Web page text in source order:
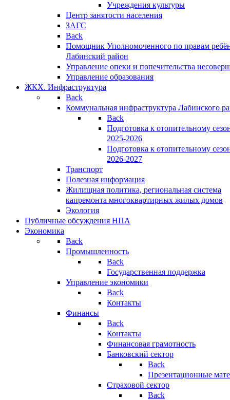
Учреждения культуры
Центр занятости населения
ЗАГС
Back
Помощник Уполномоченного по правам
Лабинский район
Управление опеки и попечительства
Управление образования
ЖКХ. Инфраструктура
Back
Коммунальная инфраструктура Лабинского
Back
Подготовка к отопительному
2025-2026
Подготовка к отопительному
2026-2027
Транспорт
Полезная информация
Жилищная политика, региональная система
капремонта многоквартирных жилых домов
Экология
Публичные обсуждения НПА
Экономика
Back
Промышленность
Back
Государственная поддержка
Управление экономики
Back
Контакты
Финансы
Back
Контакты
Финансовая грамотность
Банковский сектор
Back
Презентационные
Страховой сектор
Back